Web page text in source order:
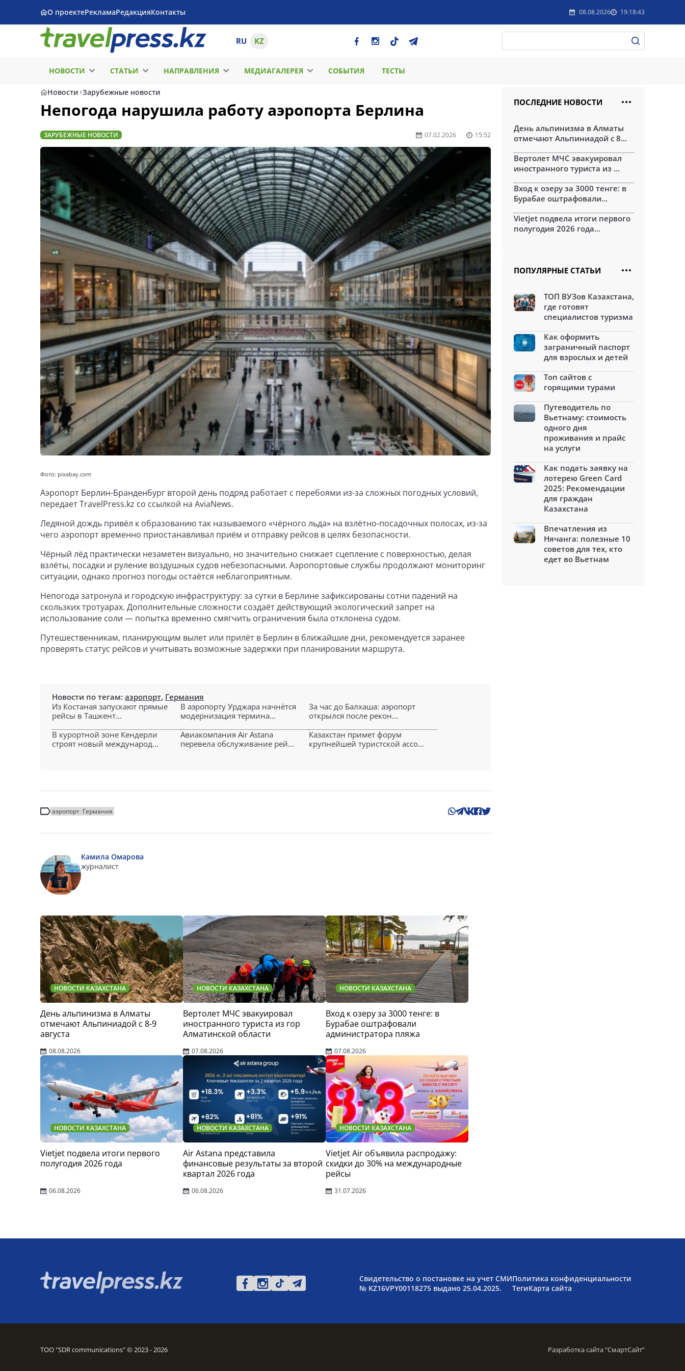
О проектеРекламаРедакцияКонтакты 08.08.2026 19:18:43
RU KZ
НОВОСТИ СТАТЬИ НАПРАВЛЕНИЯ МЕДИАГАЛЕРЕЯ СОБЫТИЯ ТЕСТЫ
Новости Зарубежные новости
Непогода нарушила работу аэропорта Берлина
ЗАРУБЕЖНЫЕ НОВОСТИ 07.02.2026 15:52
Фото: pixabay.com
Аэропорт Берлин-Бранденбург второй день подряд работает с перебоями из-за сложных погодных условий,
передает TravelPress.kz со ссылкой на AviaNews.
Ледяной дождь привёл к образованию так называемого «чёрного льда» на взлётно-посадочных полосах, из-за
чего аэропорт временно приостанавливал приём и отправку рейсов в целях безопасности.
Чёрный лёд практически незаметен визуально, но значительно снижает сцепление с поверхностью, делая
взлёты, посадки и руление воздушных судов небезопасными. Аэропортовые службы продолжают мониторинг
ситуации, однако прогноз погоды остаётся неблагоприятным.
Непогода затронула и городскую инфраструктуру: за сутки в Берлине зафиксированы сотни падений на
скользких тротуарах. Дополнительные сложности создаёт действующий экологический запрет на
использование соли — попытка временно смягчить ограничения была отклонена судом.
Путешественникам, планирующим вылет или прилёт в Берлин в ближайшие дни, рекомендуется заранее
проверять статус рейсов и учитывать возможные задержки при планировании маршрута.
Новости по тегам: аэропорт, Германия
Из Костаная запускают прямые
рейсы в Ташкент...
В аэропорту Урджара начнётся
модернизация термина...
За час до Балхаша: аэропорт
открылся после рекон...
В курортной зоне Кендерли
строят новый международ...
Авиакомпания Air Astana
перевела обслуживание рей...
Казахстан примет форум
крупнейшей туристской ассо...
аэропорт Германия
Камила Омарова
журналист
НОВОСТИ КАЗАХСТАНА
День альпинизма в Алматы
отмечают Альпиниадой с 8-9
августа
08.08.2026
НОВОСТИ КАЗАХСТАНА
Вертолет МЧС эвакуировал
иностранного туриста из гор
Алматинской области
07.08.2026
НОВОСТИ КАЗАХСТАНА
Вход к озеру за 3000 тенге: в
Бурабае оштрафовали
администратора пляжа
07.08.2026
НОВОСТИ КАЗАХСТАНА
Vietjet подвела итоги первого
полугодия 2026 года
06.08.2026
НОВОСТИ КАЗАХСТАНА
Air Astana представила
финансовые результаты за второй
квартал 2026 года
06.08.2026
НОВОСТИ КАЗАХСТАНА
Vietjet Air объявила распродажу:
скидки до 30% на международные
рейсы
31.07.2026
ПОСЛЕДНИЕ НОВОСТИ
День альпинизма в Алматы
отмечают Альпиниадой с 8...
Вертолет МЧС эвакуировал
иностранного туриста из ...
Вход к озеру за 3000 тенге: в
Бурабае оштрафовали...
Vietjet подвела итоги первого
полугодия 2026 года...
ПОПУЛЯРНЫЕ СТАТЬИ
ТОП ВУЗов Казахстана,
где готовят
специалистов туризма
Как оформить
заграничный паспорт
для взрослых и детей
Топ сайтов с
горящими турами
Путеводитель по
Вьетнаму: стоимость
одного дня
проживания и прайс
на услуги
Как подать заявку на
лотерею Green Card
2025: Рекомендации
для граждан
Казахстана
Впечатления из
Нячанга: полезные 10
советов для тех, кто
едет во Вьетнам
Свидетельство о постановке на учет СМИ
№ KZ16VPY00118275 выдано 25.04.2025.
Политика конфиденциальности
ТегиКарта сайта
ТОО "SDR communications" © 2023 - 2026 Разработка сайта “СмартСайт”